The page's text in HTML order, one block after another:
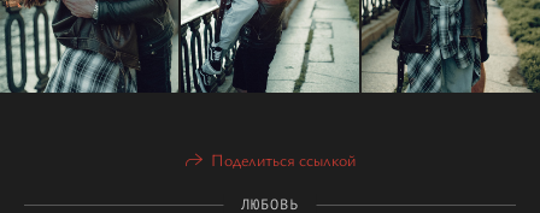
Поделиться ссылкой
ЛЮБОВЬ